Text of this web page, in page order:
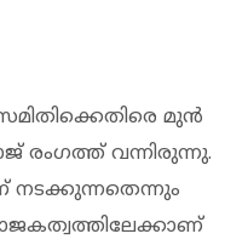
മുൻ
രംഗത്ത് വന്നിരുന്നു.